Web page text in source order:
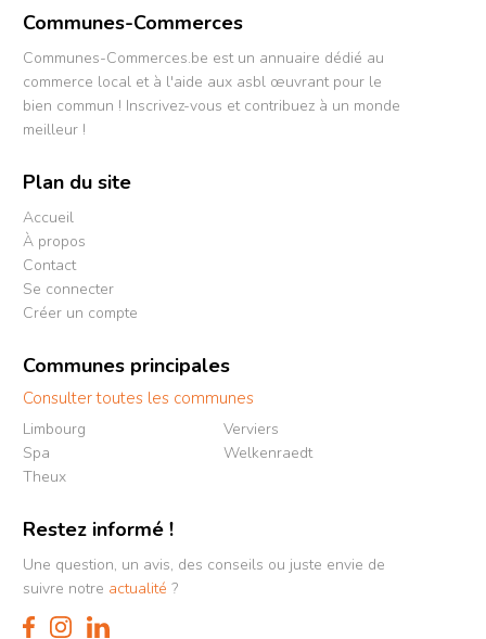
Communes-Commerces
Communes-Commerces.be est un annuaire dédié au
commerce local et à l'aide aux asbl œuvrant pour le
bien commun ! Inscrivez-vous et contribuez à un monde
meilleur !
Plan du site
Accueil
À propos
Contact
Se connecter
Créer un compte
Communes principales
Consulter toutes les communes
Limbourg
Spa
Theux
Verviers
Welkenraedt
Restez informé !
Une question, un avis, des conseils ou juste envie de
suivre notre actualité ?